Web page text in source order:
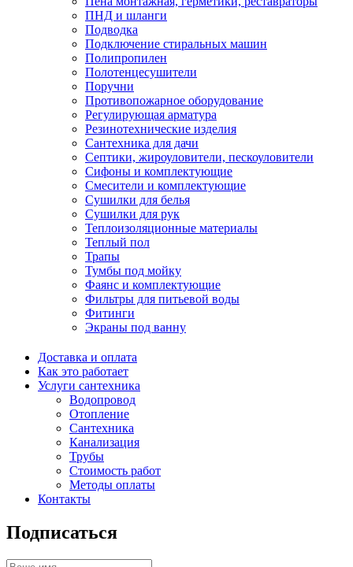
ПНД и шланги
Подводка
Подключение стиральных машин
Полипропилен
Полотенцесушители
Поручни
Противопожарное оборудование
Регулирующая арматура
Резинотехнические изделия
Сантехника для дачи
Септики, жироуловители, пескоуловители
Сифоны и комплектующие
Смесители и комплектующие
Сушилки для белья
Сушилки для рук
Теплоизоляционные материалы
Теплый пол
Трапы
Тумбы под мойку
Фаянс и комплектующие
Фильтры для питьевой воды
Фитинги
Экраны под ванну
Доставка и оплата
Как это работает
Услуги сантехника
Водопровод
Отопление
Сантехника
Канализация
Трубы
Стоимость работ
Методы оплаты
Контакты
Подписаться